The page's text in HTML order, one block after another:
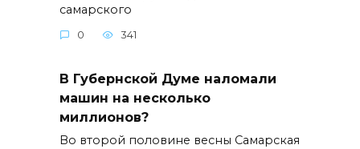
самарского
0 341
В Губернской Думе наломали
машин на несколько
миллионов?
Во второй половине весны Самарская